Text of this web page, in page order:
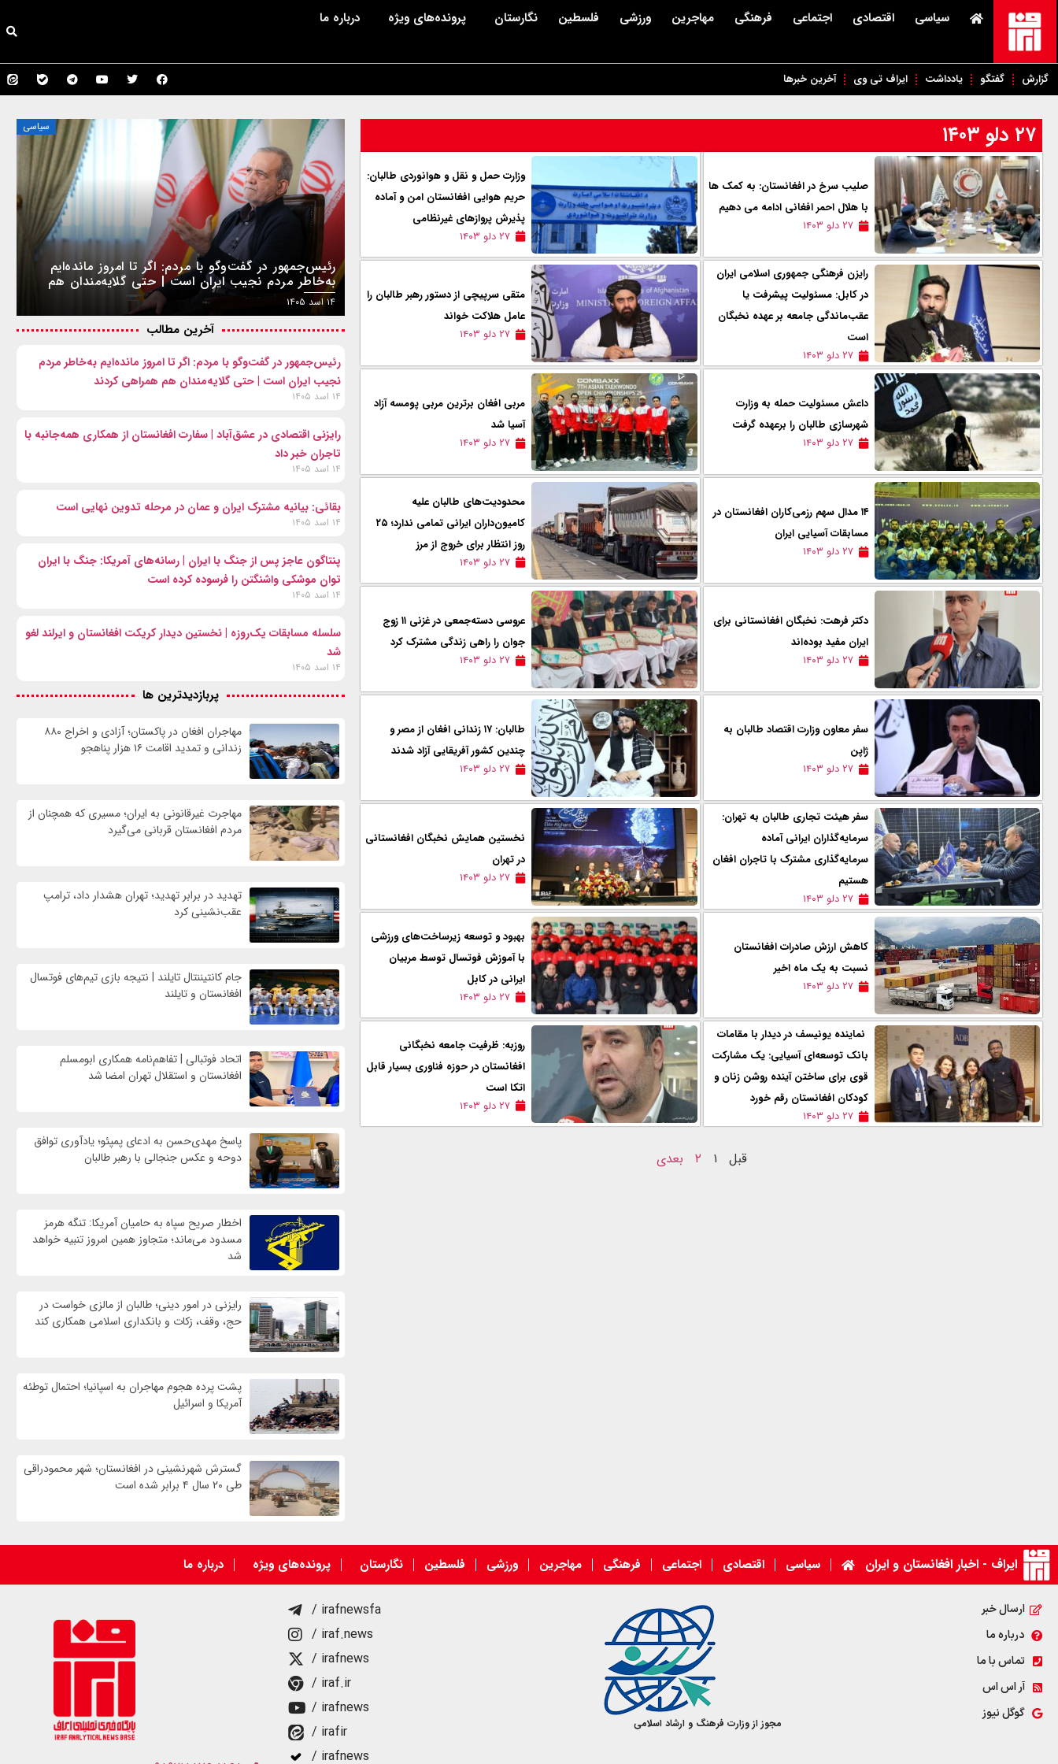
سیاسی اقتصادی اجتماعی فرهنگی مهاجرین ورزشی فلسطین نگارستان پرونده‌های ویژه درباره ما
گزارش گفتگو یادداشت ایراف تی وی آخرین خبرها
۲۷ دلو ۱۴۰۳
صلیب سرخ در افغانستان: به کمک ها
با هلال احمر افغانی ادامه می دهیم
۲۷ دلو ۱۴۰۳
وزارت حمل و نقل و هوانوردی طالبان:
حریم هوایی افغانستان امن و آماده
پذیرش پروازهای غیرنظامی
۲۷ دلو ۱۴۰۳
رایزن فرهنگی جمهوری اسلامی ایران
در کابل: مسئولیت پیشرفت یا
عقب‌ماندگی جامعه بر عهده نخبگان
است
۲۷ دلو ۱۴۰۳
متقی سرپیچی از دستور رهبر طالبان را
عامل هلاکت خواند
۲۷ دلو ۱۴۰۳
داعش مسئولیت حمله به وزارت
شهرسازی طالبان را برعهده گرفت
۲۷ دلو ۱۴۰۳
مربی افغان برترین مربی پومسه آزاد
آسیا شد
۲۷ دلو ۱۴۰۳
۱۴ مدال سهم رزمی‌کاران افغانستان در
مسابقات آسیایی ایران
۲۷ دلو ۱۴۰۳
محدودیت‌های طالبان علیه
کامیون‌داران ایرانی تمامی ندارد؛ ۲۵
روز انتظار برای خروج از مرز
۲۷ دلو ۱۴۰۳
دکتر فرهت: نخبگان افغانستانی برای
ایران مفید بوده‌اند
۲۷ دلو ۱۴۰۳
عروسی دسته‌جمعی در غزنی ۱۱ زوج
جوان را راهی زندگی مشترک کرد
۲۷ دلو ۱۴۰۳
سفر معاون وزارت اقتصاد طالبان به
ژاپن
۲۷ دلو ۱۴۰۳
طالبان: ۱۷ زندانی افغان از مصر و
چندین کشور آفریقایی آزاد شدند
۲۷ دلو ۱۴۰۳
سفر هیئت تجاری طالبان به تهران:
سرمایه‌گذاران ایرانی آماده
سرمایه‌گذاری مشترک با تاجران افغان
هستیم
۲۷ دلو ۱۴۰۳
نخستین همایش نخبگان افغانستانی
در تهران
۲۷ دلو ۱۴۰۳
کاهش ارزش صادرات افغانستان
نسبت به یک ماه اخیر
۲۷ دلو ۱۴۰۳
بهبود و توسعه زیرساخت‌های ورزشی
با آموزش فوتسال توسط مربیان
ایرانی در کابل
۲۷ دلو ۱۴۰۳
نماینده یونیسف در دیدار با مقامات
بانک توسعه‌ا‌ی آسیایی: یک مشارکت
قوی برای ساختن آینده روشن‌ زنان و
کودکان افغانستان رقم خورد
۲۷ دلو ۱۴۰۳
روزبه: ظرفیت جامعه نخبگانی
افغانستان در حوزه فناوری بسیار قابل
اتکا است
۲۷ دلو ۱۴۰۳
قبل ۱ ۲ بعدی
سیاسی
رئیس‌جمهور در گفت‌وگو با مردم: اگر تا امروز مانده‌ایم
به‌خاطر مردم نجیب ایران است | حتی گلایه‌مندان هم
همراهی کردند
۱۴ اسد ۱۴۰۵
آخرین مطالب
رئیس‌جمهور در گفت‌وگو با مردم: اگر تا امروز مانده‌ایم به‌خاطر مردم
نجیب ایران است | حتی گلایه‌مندان هم همراهی کردند
۱۴ اسد ۱۴۰۵
رایزنی اقتصادی در عشق‌آباد | سفارت افغانستان از همکاری همه‌جانبه با
تاجران خبر داد
۱۴ اسد ۱۴۰۵
بقائی: بیانیه مشترک ایران و عمان در مرحله تدوین نهایی است
۱۴ اسد ۱۴۰۵
پنتاگون عاجز پس از جنگ با ایران | رسانه‌های آمریکا: جنگ با ایران
توان موشکی واشنگتن را فرسوده کرده است
۱۴ اسد ۱۴۰۵
سلسله مسابقات یک‌روزه | نخستین دیدار کریکت افغانستان و ایرلند لغو
شد
۱۴ اسد ۱۴۰۵
پربازدیدترین ها
مهاجران افغان در پاکستان؛ آزادی و اخراج ۸۸۰
زندانی و تمدید اقامت ۱۶ هزار پناهجو
مهاجرت غیرقانونی به ایران؛ مسیری که همچنان از
مردم افغانستان قربانی می‌گیرد
تهدید در برابر تهدید؛ تهران هشدار داد، ترامپ
عقب‌نشینی کرد
جام کانتیننتال تایلند | نتیجه بازی تیم‌های فوتسال
افغانستان و تایلند
اتحاد فوتبالی | تفاهم‌نامه همکاری ابومسلم
افغانستان و استقلال تهران امضا شد
پاسخ مهدی‌حسن به ادعای پمپئو؛ یادآوری توافق
دوحه و عکس جنجالی با رهبر طالبان
اخطار صریح سپاه به حامیان آمریکا: تنگه هرمز
مسدود می‌ماند؛ متجاوز همین امروز تنبیه خواهد
شد
رایزنی در امور دینی؛ طالبان از مالزی خواست در
حج، وقف، زکات و بانکداری اسلامی همکاری کند
پشت پرده هجوم مهاجران به اسپانیا؛ احتمال توطئه
آمریکا و اسرائیل
گسترش شهرنشینی در افغانستان؛ شهر محمودراقی
طی ۲۰ سال ۴ برابر شده است
ایراف - اخبار افغانستان و ایران سیاسی اقتصادی اجتماعی فرهنگی مهاجرین ورزشی فلسطین نگارستان پرونده‌های ویژه درباره ما
ارسال خبر
درباره ما
تماس با ما
آر اس اس
گوگل نیوز
مجوز از وزارت فرهنگ و ارشاد اسلامی
/ irafnewsfa
/ iraf.news
/ irafnews
/ iraf.ir
/ irafnews
/ irafir
/ irafnews